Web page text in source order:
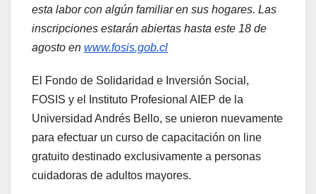
esta labor con algún familiar en sus hogares. Las
inscripciones estarán abiertas hasta este 18 de
agosto en www.fosis.gob.cl
El Fondo de Solidaridad e Inversión Social,
FOSIS y el Instituto Profesional AIEP de la
Universidad Andrés Bello, se unieron nuevamente
para efectuar un curso de capacitación on line
gratuito destinado exclusivamente a personas
cuidadoras de adultos mayores.